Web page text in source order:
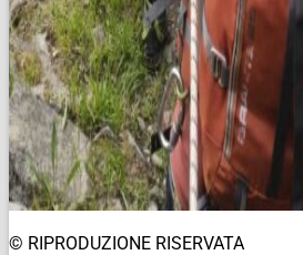
© RIPRODUZIONE RISERVATA